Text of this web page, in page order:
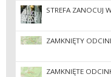
STREFA ZANOCUJ
ZAMKNIĘTY
ZAMKNIĘTE